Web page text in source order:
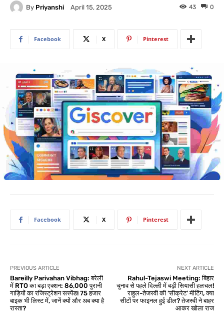
By Priyanshi April 15, 2025 0
43
Facebook X Pinterest
Facebook X Pinterest
PREVIOUS ARTICLE
Bareilly Parivahan Vibhag: बरेली
में RTO का बड़ा एक्शन: 86,000 पुरानी
गाड़ियों का रजिस्ट्रेशन सस्पेंड! 75 हजार
बाइक भी लिस्ट में, जानें क्यों और अब क्या है
रास्ता?
NEXT ARTICLE
Rahul-Tejaswi Meeting: बिहार
चुनाव से पहले दिल्ली में बड़ी सियासी हलचल!
राहुल-तेजस्वी की ‘सीक्रेट’ मीटिंग, क्या
सीटों पर फाइनल हुई डील? तेजस्वी ने बाहर
आकर खोला राज